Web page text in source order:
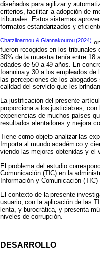
diseñados para agilizar y
criterios, facilitar la adopción de
tribunales. Estos sistemas
formatos estandarizados y
Chatziioannou & Giannakourou (2024)
fueron recogidos en los tribunales
30% de la muestra tenía entre 18
edades de 50 a 49 años. En
Ioannina y 30 a los empleados
las percepciones de los
calidad del servicio que les brindan.
La justificación del presente
proporciona a los justiciables,
experiencias de muchos países
resultados alentadores y mejora
Tiene como objeto analizar las
Importa al mundo académico y
viendo las mejoras obtenidas y el
El problema del estudio
Comunicación (TIC) en la
Información y Comunicación
El contexto de la presente
usuario, con la aplicación de las
lenta, y burocrática, y presenta
niveles de corrupción.
DESARROLLO